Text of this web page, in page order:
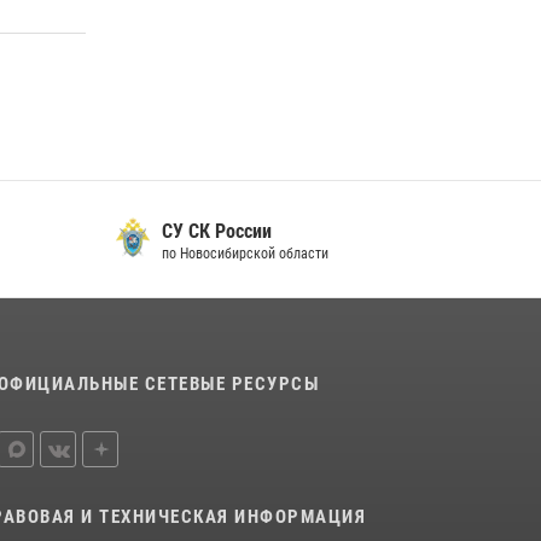
вневедомственной охраны Росгвардии
задержан подозреваемый в грабеже
СУ СК России
по Новосибирской области
СЕТЕВЫЕ РЕСУРСЫ
И ТЕХНИЧЕСКАЯ ИНФОРМАЦИЯ